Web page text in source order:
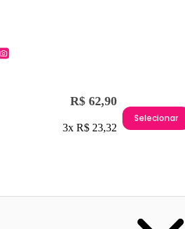
R$ 62,90
3x R$ 23,32
Selecionar